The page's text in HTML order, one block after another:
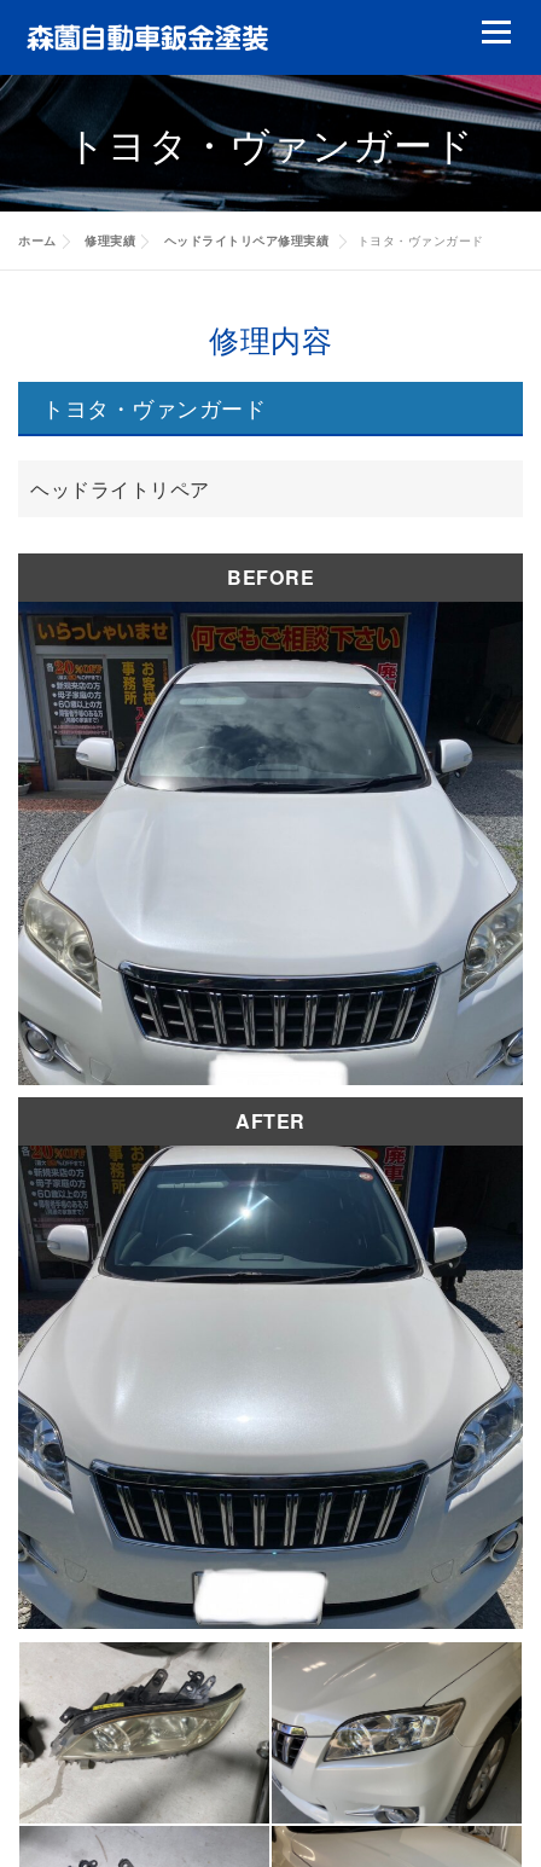
テ
ン
へ
ス
キ
メニュ
鈑金塗装 ガラスリペア ガラス交換
ヘッドライトリペア やまもりレンタカー
特選中古車 修理実績
修理実績
修理実績
会員について
会社案内
トヨタ・ヴァンガード
ホーム 修理実績 ヘッドライトリペア修理実績 トヨタ・ヴァンガード
修理内容
トヨタ・ヴァンガード
ヘッドライトリペア
BEFORE
AFTER